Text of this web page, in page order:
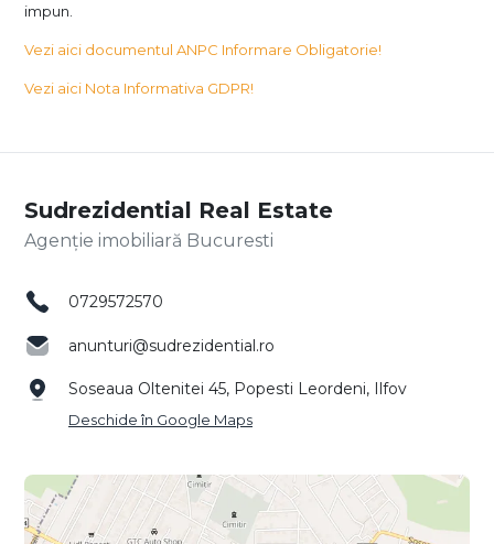
impun.
Vezi aici documentul ANPC Informare Obligatorie!
Vezi aici Nota Informativa GDPR!
Sudrezidential Real Estate
Agenție imobiliară Bucuresti
0729572570
anunturi@sudrezidential.ro
Soseaua Oltenitei 45, Popesti Leordeni, Ilfov
Deschide în Google Maps